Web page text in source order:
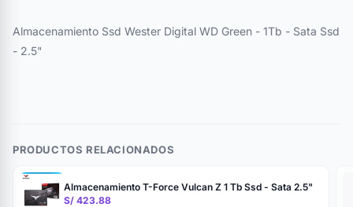
Almacenamiento Ssd Wester Digital WD Green - 1Tb - Sata Ssd
- 2.5"
PRODUCTOS RELACIONADOS
Almacenamiento T-Force Vulcan Z 1 Tb Ssd - Sata 2.5"
S/ 423.88